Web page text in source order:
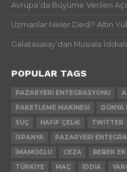
Avrupa’da Büyüme Verileri
Uzmanlar Neler Dedi? Altın
Galatasaray’dan Musiala
POPULAR TAGS
PAZARYERI ENTEGRASYONU
PAKETLEME MAKINESI
DÜNYA
SUÇ
HAFIF ÇELIK TWITTER
İSPANYA
PAZARYERI
İMAMOĞLU
CEZA BEBEK
TÜRKIYE
MAÇ İDDIA